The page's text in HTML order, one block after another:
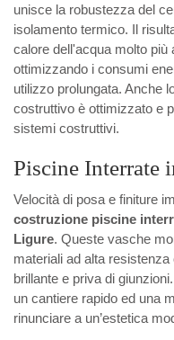
unisce la robustezza del
isolamento termico. Il
calore dell'acqua molto più
ottimizzando i consumi
utilizzo prolungata. Anche
costruttivo è ottimizzato e
sistemi costruttivi.
Piscine Interrate
Velocità di posa e finiture
costruzione piscine
Ligure. Queste vasche
materiali ad alta
brillante e priva di
un cantiere rapido ed una
rinunciare a un’estetica